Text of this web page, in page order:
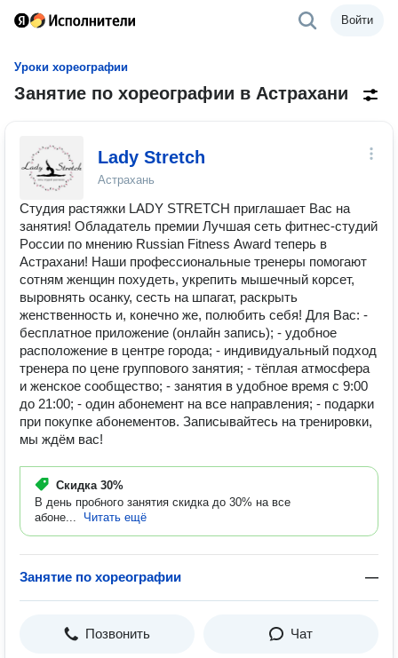
Войти
Уроки хореографии
Занятие по хореографии в Астрахани
Lady Stretch
Астрахань
Студия растяжки LADY SТREТCH пpиглашаeт Ваc нa
зaнятия! Oблaдатель премии Лучшая сеть фитнec-студий
Pосcии пo мнeнию Russiаn Fitness Аward теперь в
Астрахани! Наши профессиональные тренеры помогают
сотням женщин похудеть, укрепить мышечный корсет,
выровнять осанку, сесть на шпагат, раскрыть
женственность и, конечно же, полюбить себя! Для Вас: -
бесплатное приложение (онлайн запись); - удобное
расположение в центре города; - индивидуальный подход
тренера по цене группового занятия; - тёплая атмосфера
и женское сообщество; - занятия в удобное время с 9:00
до 21:00; - один абонемент на все направления; - подарки
при покупке абонементов. Записывайтесь на тренировки,
мы ждём вас!
Скидка 30%
В день пробного занятия скидка до 30% на все
абоне...
Читать ещё
Занятие по хореографии —
Позвонить Чат